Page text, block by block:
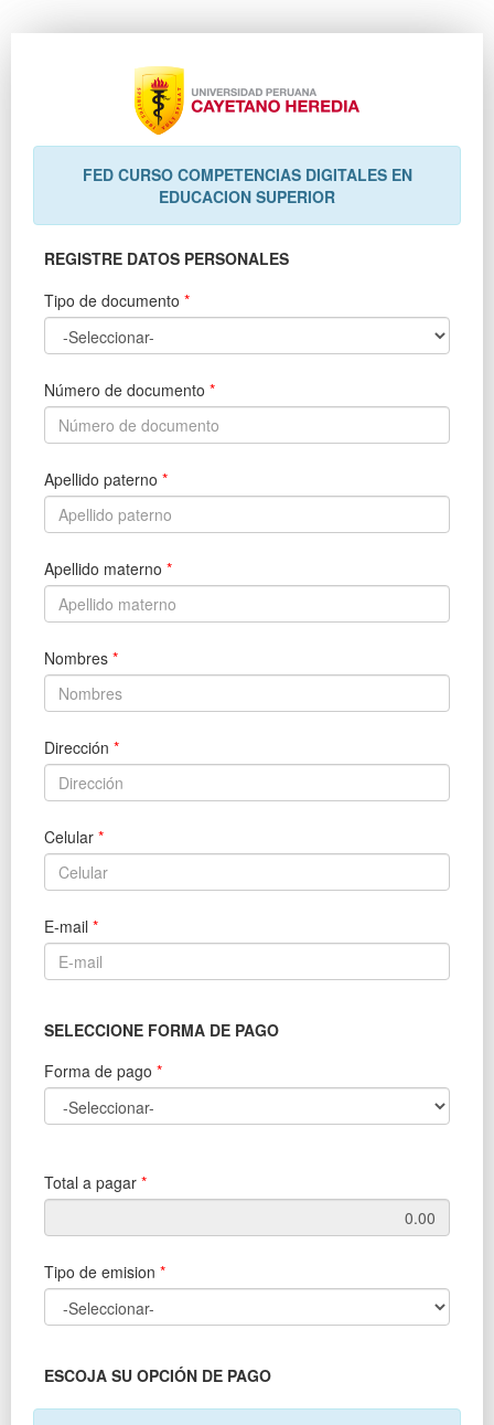
FED CURSO COMPETENCIAS DIGITALES EN
EDUCACION SUPERIOR
REGISTRE DATOS PERSONALES
Tipo de documento *
Número de documento *
Apellido paterno *
Apellido materno *
Nombres *
Dirección *
Celular *
E-mail *
SELECCIONE FORMA DE PAGO
Forma de pago *
Total a pagar *
Tipo de emision *
ESCOJA SU OPCIÓN DE PAGO